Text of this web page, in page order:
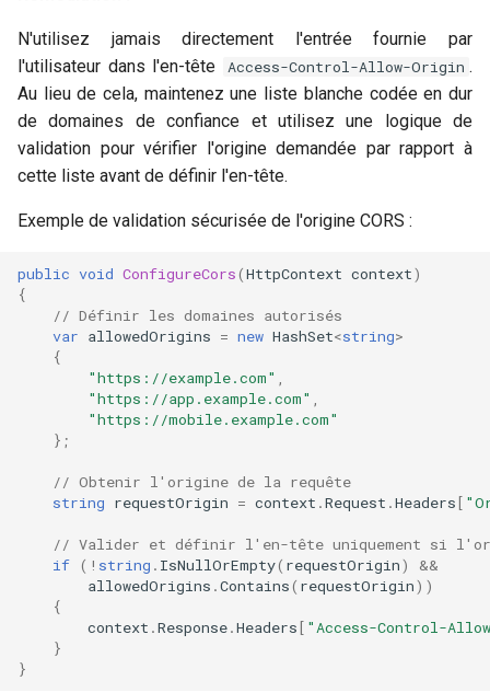
N'utilisez jamais directement l'entrée fournie par
l'utilisateur dans l'en-tête
Access-Control-Allow-Origin .
Au lieu de cela, maintenez une liste blanche codée en dur
de domaines de confiance et utilisez une logique de
validation pour vérifier l'origine demandée par rapport à
cette liste avant de définir l'en-tête.
Exemple de validation sécurisée de l'origine CORS :
public void ConfigureCors(HttpContext context)
{
// Définir les domaines autorisés
var allowedOrigins = new HashSet<string>
{
"https://example.com"
"https://app.example.com"
"https://mobile.example.com"
};
// Obtenir l'origine de la requête
string requestOrigin = context .Request .Headers[
// Valider et définir l'en-tête uniquement si
if ( ! string . IsNullOrEmpty( requestOrigin)
&&
allowedOrigins .Contains( requestOrigin))
{
context .Response.Headers[ "Access-Control-
}
}